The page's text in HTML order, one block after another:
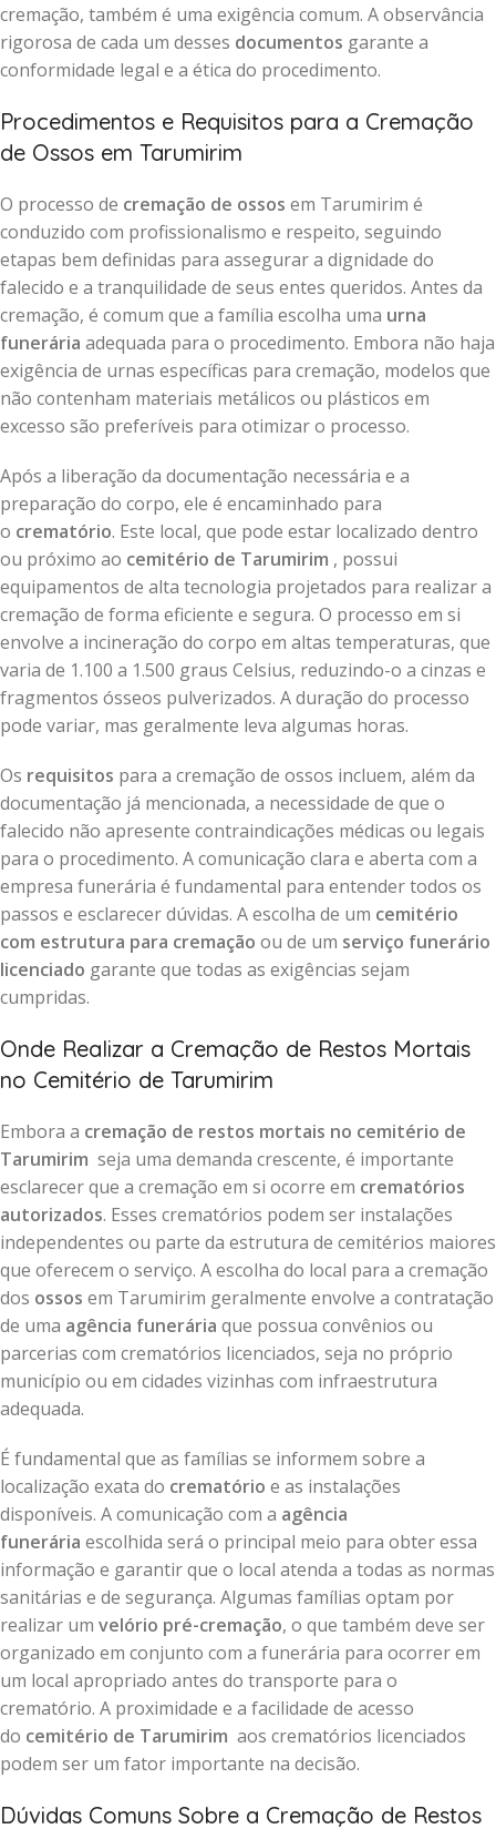
cremação, também é uma exigência comum. A observância
rigorosa de cada um desses documentos garante a
conformidade legal e a ética do procedimento.
Procedimentos e Requisitos para a Cremação
de Ossos em Tarumirim
O processo de cremação de ossos em Tarumirim é
conduzido com profissionalismo e respeito, seguindo
etapas bem definidas para assegurar a dignidade do
falecido e a tranquilidade de seus entes queridos. Antes da
cremação, é comum que a família escolha uma urna
funerária adequada para o procedimento. Embora não haja
exigência de urnas específicas para cremação, modelos que
não contenham materiais metálicos ou plásticos em
excesso são preferíveis para otimizar o processo.
Após a liberação da documentação necessária e a
preparação do corpo, ele é encaminhado para
o crematório. Este local, que pode estar localizado dentro
ou próximo ao cemitério de Tarumirim , possui
equipamentos de alta tecnologia projetados para realizar a
cremação de forma eficiente e segura. O processo em si
envolve a incineração do corpo em altas temperaturas, que
varia de 1.100 a 1.500 graus Celsius, reduzindo-o a cinzas e
fragmentos ósseos pulverizados. A duração do processo
pode variar, mas geralmente leva algumas horas.
Os requisitos para a cremação de ossos incluem, além da
documentação já mencionada, a necessidade de que o
falecido não apresente contraindicações médicas ou legais
para o procedimento. A comunicação clara e aberta com a
empresa funerária é fundamental para entender todos os
passos e esclarecer dúvidas. A escolha de um cemitério
com estrutura para cremação ou de um serviço funerário
licenciado garante que todas as exigências sejam
cumpridas.
Onde Realizar a Cremação de Restos Mortais
no Cemitério de Tarumirim
Embora a cremação de restos mortais no cemitério de
Tarumirim seja uma demanda crescente, é importante
esclarecer que a cremação em si ocorre em crematórios
autorizados. Esses crematórios podem ser instalações
independentes ou parte da estrutura de cemitérios maiores
que oferecem o serviço. A escolha do local para a cremação
dos ossos em Tarumirim geralmente envolve a contratação
de uma agência funerária que possua convênios ou
parcerias com crematórios licenciados, seja no próprio
município ou em cidades vizinhas com infraestrutura
adequada.
É fundamental que as famílias se informem sobre a
localização exata do crematório e as instalações
disponíveis. A comunicação com a agência
funerária escolhida será o principal meio para obter essa
informação e garantir que o local atenda a todas as normas
sanitárias e de segurança. Algumas famílias optam por
realizar um velório pré-cremação, o que também deve ser
organizado em conjunto com a funerária para ocorrer em
um local apropriado antes do transporte para o
crematório. A proximidade e a facilidade de acesso
do cemitério de Tarumirim aos crematórios licenciados
podem ser um fator importante na decisão.
Dúvidas Comuns Sobre a Cremação de Restos